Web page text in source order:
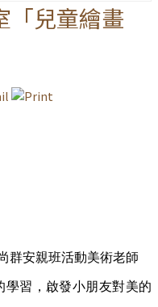
「兒童繪畫
群安親班活動美術老師
學習，啟發小朋友對美的